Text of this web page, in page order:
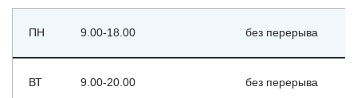
ПН 9.00-18.00 без перерыва
ВТ 9.00-20.00 без перерыва